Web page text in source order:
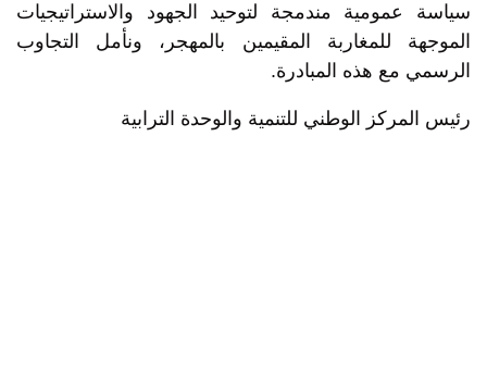
سياسة عمومية مندمجة لتوحيد الجهود والاستراتيجيات
الموجهة للمغاربة المقيمين بالمهجر، ونأمل التجاوب
الرسمي مع هذه المبادرة.
رئيس المركز الوطني للتنمية والوحدة الترابية